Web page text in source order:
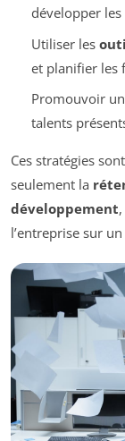
développer
Utiliser les
et planifier les
Promouvoir
talents
Ces stratégies
seulement la
développement
l’entreprise sur